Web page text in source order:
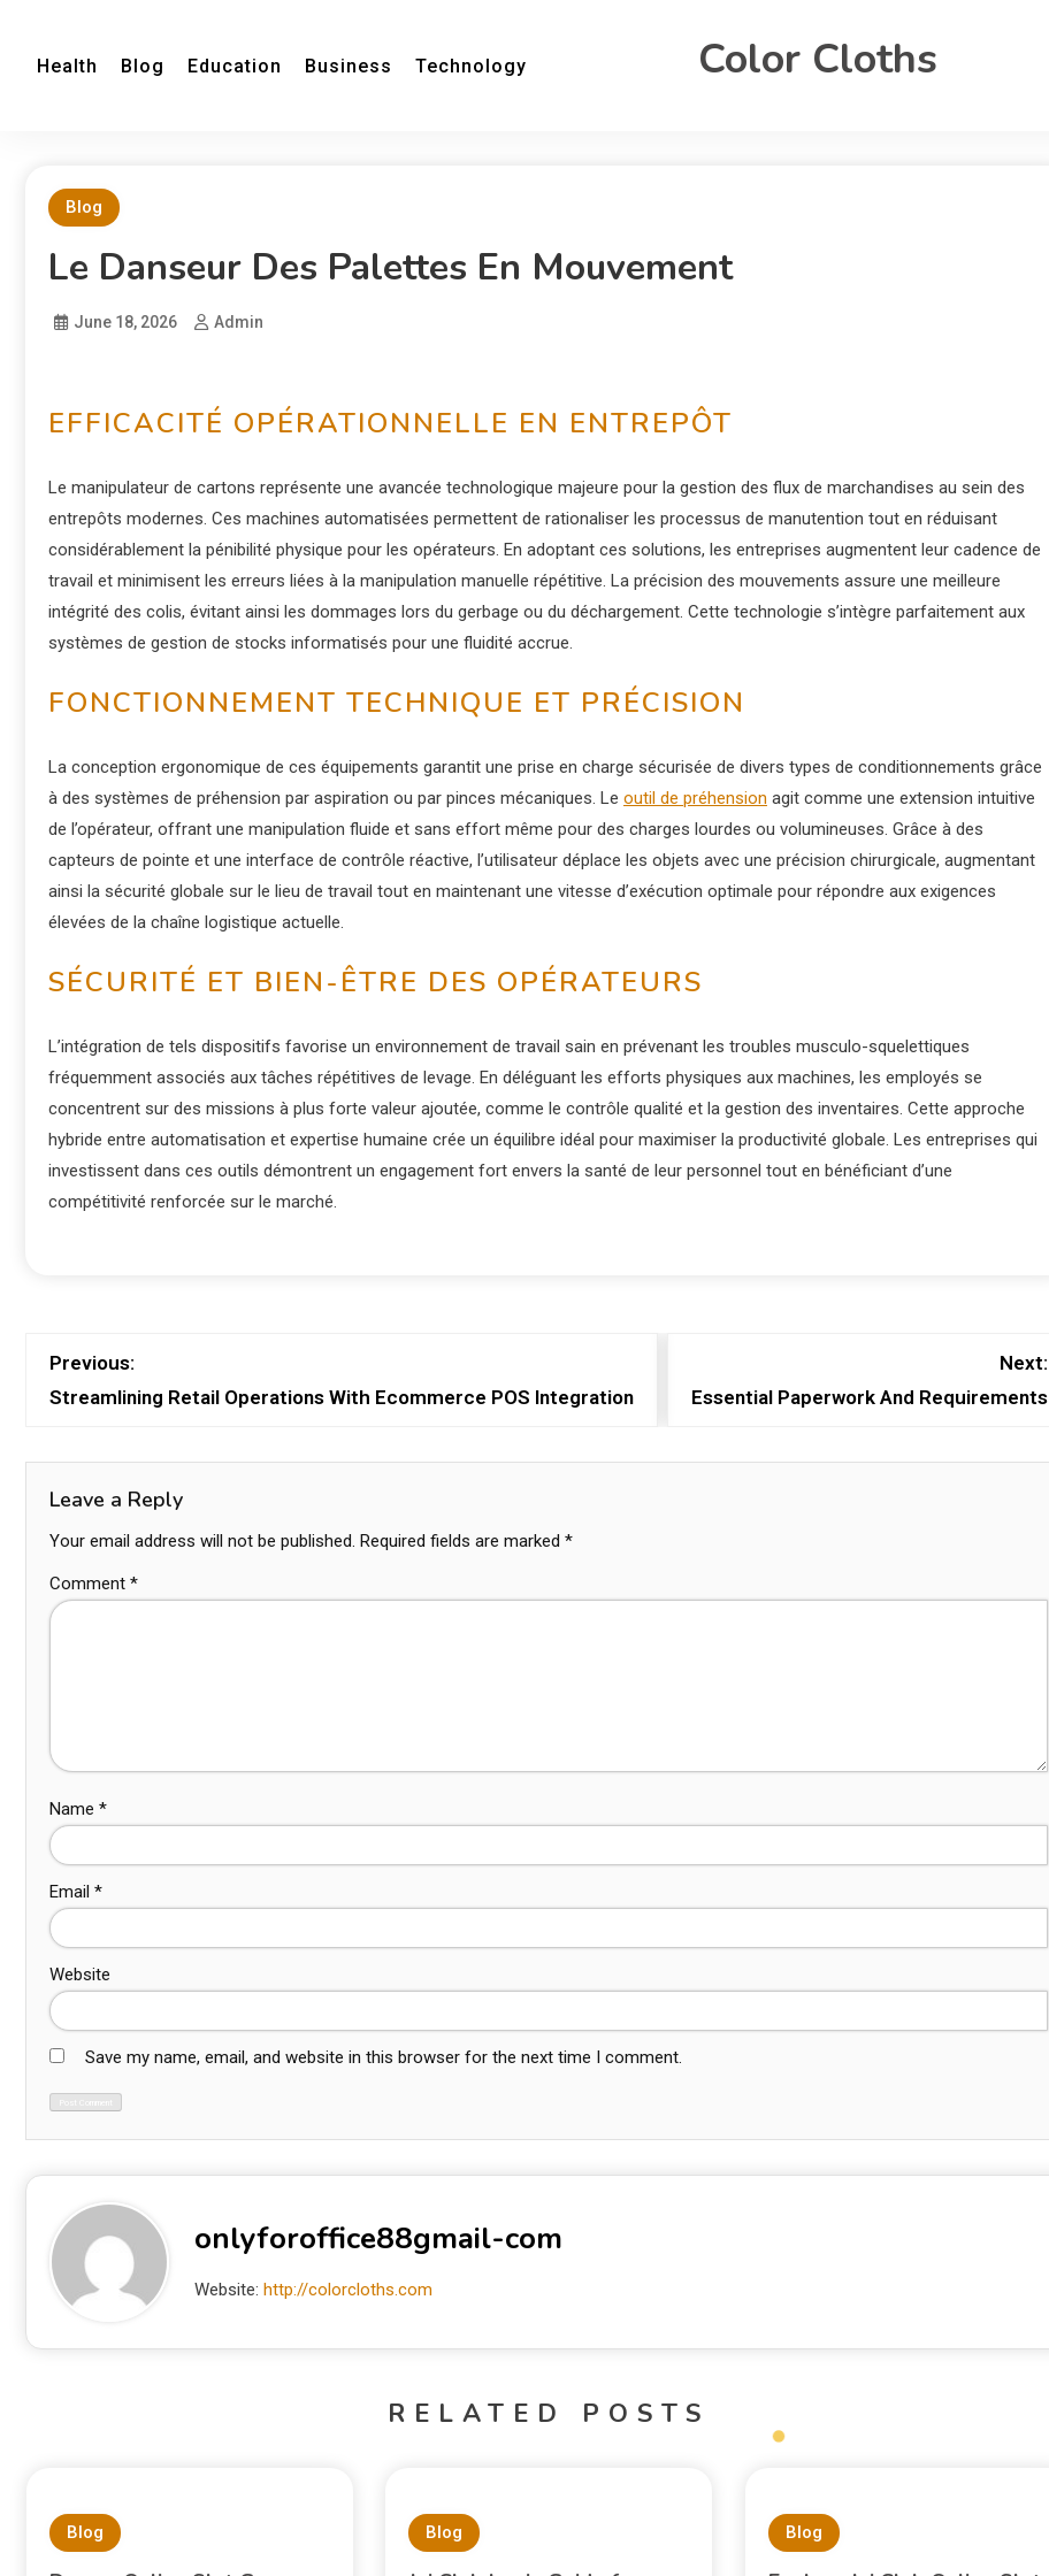
Health Blog Education Business Technology Color Cloths
Blog
Le Danseur Des Palettes En Mouvement
June 18, 2026 Admin
EFFICACITÉ OPÉRATIONNELLE EN ENTREPÔT
Le manipulateur de cartons représente une avancée technologique majeure pour la gestion des flux de marchandises au sein des
entrepôts modernes. Ces machines automatisées permettent de rationaliser les processus de manutention tout en réduisant
considérablement la pénibilité physique pour les opérateurs. En adoptant ces solutions, les entreprises augmentent leur cadence de
travail et minimisent les erreurs liées à la manipulation manuelle répétitive. La précision des mouvements assure une meilleure
intégrité des colis, évitant ainsi les dommages lors du gerbage ou du déchargement. Cette technologie s’intègre parfaitement aux
systèmes de gestion de stocks informatisés pour une fluidité accrue.
FONCTIONNEMENT TECHNIQUE ET PRÉCISION
La conception ergonomique de ces équipements garantit une prise en charge sécurisée de divers types de conditionnements grâce
à des systèmes de préhension par aspiration ou par pinces mécaniques. Le outil de préhension agit comme une extension intuitive
de l’opérateur, offrant une manipulation fluide et sans effort même pour des charges lourdes ou volumineuses. Grâce à des
capteurs de pointe et une interface de contrôle réactive, l’utilisateur déplace les objets avec une précision chirurgicale, augmentant
ainsi la sécurité globale sur le lieu de travail tout en maintenant une vitesse d’exécution optimale pour répondre aux exigences
élevées de la chaîne logistique actuelle.
SÉCURITÉ ET BIEN-ÊTRE DES OPÉRATEURS
L’intégration de tels dispositifs favorise un environnement de travail sain en prévenant les troubles musculo-squelettiques
fréquemment associés aux tâches répétitives de levage. En déléguant les efforts physiques aux machines, les employés se
concentrent sur des missions à plus forte valeur ajoutée, comme le contrôle qualité et la gestion des inventaires. Cette approche
hybride entre automatisation et expertise humaine crée un équilibre idéal pour maximiser la productivité globale. Les entreprises qui
investissent dans ces outils démontrent un engagement fort envers la santé de leur personnel tout en bénéficiant d’une
compétitivité renforcée sur le marché.
Previous:
Streamlining Retail Operations With Ecommerce POS Integration
Next:
Essential Paperwork And Requirements
Leave a Reply
Your email address will not be published. Required fields are marked *
Comment *
Name *
Email *
Website
Save my name, email, and website in this browser for the next time I comment.
onlyforoffice88gmail-com
Website: http://colorcloths.com
RELATED POSTS
Blog Blog Blog